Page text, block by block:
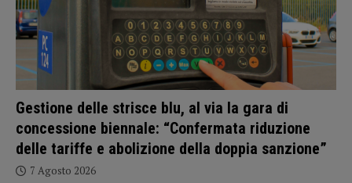
Gestione delle strisce blu, al via la gara di
concessione biennale: “Confermata riduzione
delle tariffe e abolizione della doppia sanzione”
7 Agosto 2026